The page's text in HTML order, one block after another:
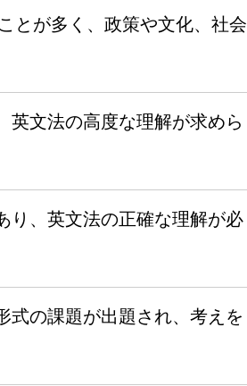
とが多く、政策や文化、社会
英文法の高度な理解が求めら
り、英文法の正確な理解が必
式の課題が出題され、考えを